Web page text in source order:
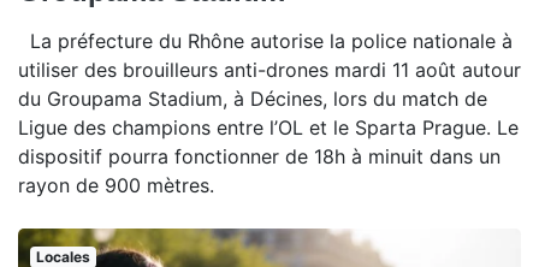
La préfecture du Rhône autorise la police nationale à
utiliser des brouilleurs anti-drones mardi 11 août autour
du Groupama Stadium, à Décines, lors du match de
Ligue des champions entre l’OL et le Sparta Prague. Le
dispositif pourra fonctionner de 18h à minuit dans un
rayon de 900 mètres.
Locales